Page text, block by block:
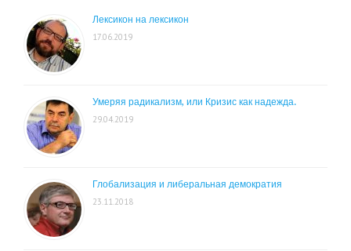
Лексикон на лексикон
17.06.2019
Умеряя радикализм, или Кризис как надежда.
29.04.2019
Глобализация и либеральная демократия
23.11.2018